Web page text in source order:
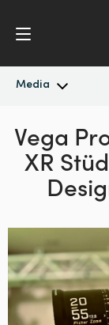
Media
En Son Haberler
Haber Arşivi
Argentina
Australia
Austria
Canada
China
Vega
XR